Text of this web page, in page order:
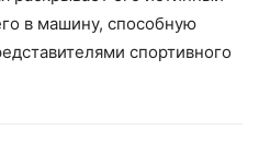
в машину, способную
спортивного